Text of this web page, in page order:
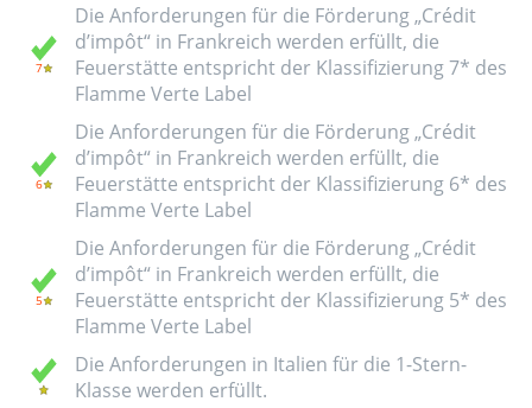
Die Anforderungen für die Förderung „Crédit
d’impôt“ in Frankreich werden erfüllt, die
Feuerstätte entspricht der Klassifizierung 7* des
Flamme Verte Label
Die Anforderungen für die Förderung „Crédit
d’impôt“ in Frankreich werden erfüllt, die
Feuerstätte entspricht der Klassifizierung 6* des
Flamme Verte Label
Die Anforderungen für die Förderung „Crédit
d’impôt“ in Frankreich werden erfüllt, die
Feuerstätte entspricht der Klassifizierung 5* des
Flamme Verte Label
Die Anforderungen in Italien für die 1-Stern-
Klasse werden erfüllt.